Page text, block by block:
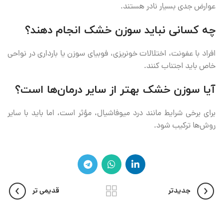
عوارض جدی بسیار نادر هستند.
چه کسانی نباید سوزن خشک انجام دهند؟
افراد با عفونت، اختلالات خونریزی، فوبیای سوزن یا بارداری در نواحی
خاص باید اجتناب کنند.
آیا سوزن خشک بهتر از سایر درمان‌ها است؟
برای برخی شرایط مانند درد میوفاشیال، مؤثر است، اما باید با سایر
روش‌ها ترکیب شود.
جدیدتر قدیمی تر